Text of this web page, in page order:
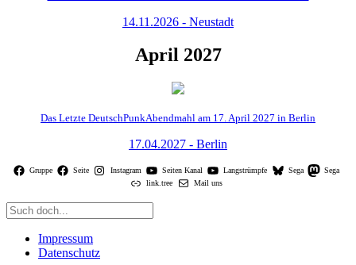
14.11.2026 - Neustadt
April 2027
Das Letzte DeutschPunkAbendmahl am 17. April 2027 in Berlin
17.04.2027 - Berlin
Gruppe Seite Instagram Seiten Kanal Langstrümpfe Sega
Sega
link.tree
Mail uns
Impressum
Datenschutz